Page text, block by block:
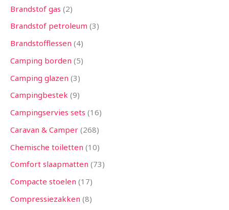
Brandstof gas 2
Brandstof petroleum 3
Brandstofflessen 4
Camping borden 5
Camping glazen 3
Campingbestek 9
Campingservies sets 16
Caravan & Camper 268
Chemische toiletten 10
Comfort slaapmatten 73
Compacte stoelen 17
Compressiezakken 8